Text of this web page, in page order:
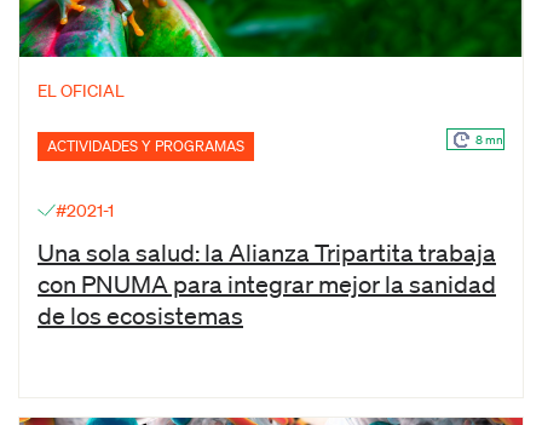
EL OFICIAL
ACTIVIDADES Y PROGRAMAS 8 mn
#2021-1
Una sola salud: la Alianza Tripartita trabaja
con PNUMA para integrar mejor la sanidad
de los ecosistemas